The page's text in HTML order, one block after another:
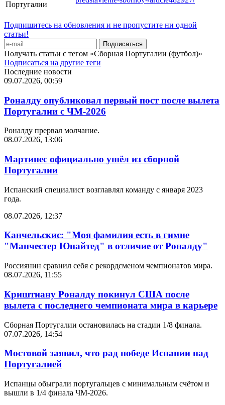
Португалии
Подпишитесь на обновления и не пропустите ни одной
статьи!
Получать статьи с тегом «Сборная Португалии (футбол)»
Подписаться на другие теги
Последние новости
09.07.2026, 00:59
Роналду опубликовал первый пост после вылета
Португалии с ЧМ-2026
Роналду прервал молчание.
08.07.2026, 13:06
Мартинес официально ушёл из сборной
Португалии
Испанский специалист возглавлял команду с января 2023
года.
08.07.2026, 12:37
Канчельскис: "Моя фамилия есть в гимне
"Манчестер Юнайтед" в отличие от Роналду"
Россиянин сравнил себя с рекордсменом чемпионатов мира.
08.07.2026, 11:55
Криштиану Роналду покинул США после
вылета с последнего чемпионата мира в карьере
Сборная Португалии остановилась на стадии 1/8 финала.
07.07.2026, 14:54
Мостовой заявил, что рад победе Испании над
Португалией
Испанцы обыграли португальцев с минимальным счётом и
вышли в 1/4 финала ЧМ-2026.